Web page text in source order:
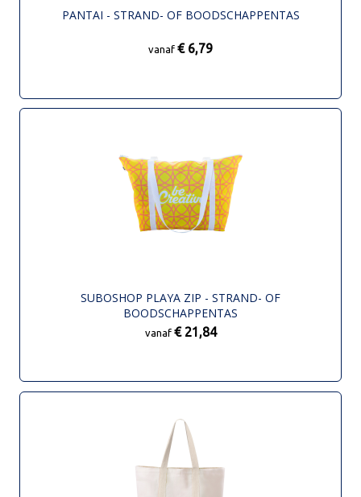
PANTAI - STRAND- OF BOODSCHAPPENTAS
vanaf € 6,79
SUBOSHOP PLAYA ZIP - STRAND- OF
BOODSCHAPPENTAS
vanaf € 21,84